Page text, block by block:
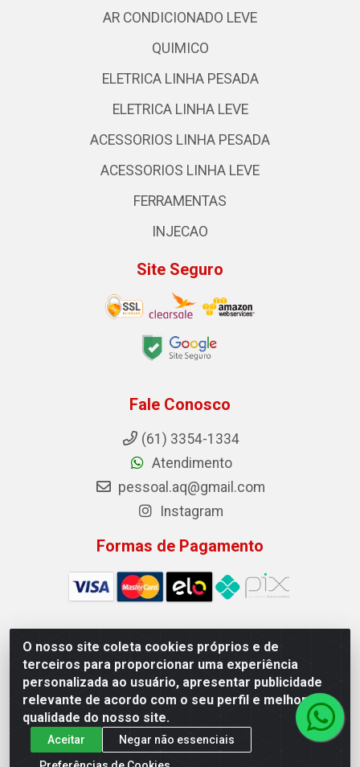
O nosso site coleta cookies próprios e de
terceiros para proporcionar uma experiência
personalizada ao usuário, apresentar publicidade
relevante de acordo com o seu perfil e melhorar a
qualidade do nosso site.
Aceitar
Negar não essenciais
AR CONDICIONADO LEVE
QUIMICO
ELETRICA LINHA PESADA
ELETRICA LINHA LEVE
ACESSORIOS LINHA PESADA
ACESSORIOS LINHA LEVE
FERRAMENTAS
INJECAO
Site Seguro
Fale Conosco
(61) 3354-1334
Atendimento
pessoal.aq@gmail.com
Instagram
Formas de Pagamento
Auto Qualidade Comercio de Pecas LTDA - Quadra Qi
23, S/N, Lote 05/06 - Taguatinga, Brasília/DF - CEP
72.135-230 - CNPJ 72.617.459/0001-40